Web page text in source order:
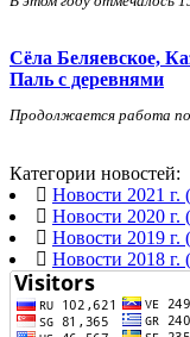
Сёла Беляевское,
Паль с деревнями
Продолжается работа по
Категории новостей:
Новости 2021 г.
Новости 2020 г.
Новости 2019 г.
Новости 2018 г.